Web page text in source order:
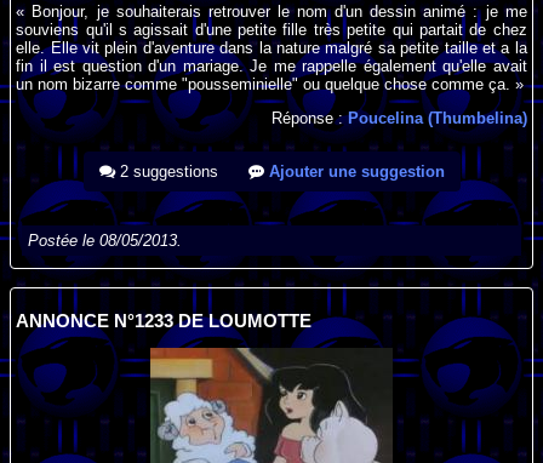
« Bonjour, je souhaiterais retrouver le nom d'un dessin animé : je me
souviens qu'il s agissait d'une petite fille très petite qui partait de chez
elle. Elle vit plein d'aventure dans la nature malgré sa petite taille et a la
fin il est question d'un mariage. Je me rappelle également qu'elle avait
un nom bizarre comme "pousseminielle" ou quelque chose comme ça. »
Réponse :Poucelina (Thumbelina)
2 suggestions Ajouter une suggestion
Postée le 08/05/2013.
ANNONCE N°1233 DE LOUMOTTE